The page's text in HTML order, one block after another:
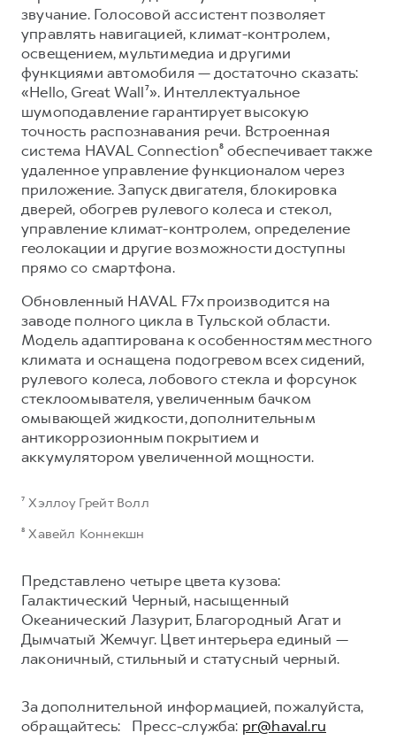
звучание. Голосовой ассистент позволяет
управлять навигацией, климат-контролем,
освещением, мультимедиа и другими
функциями автомобиля — достаточно сказать:
«Hello, Great Wall⁷». Интеллектуальное
шумоподавление гарантирует высокую
точность распознавания речи. Встроенная
система HAVAL Connection⁸ обеспечивает также
удаленное управление функционалом через
приложение. Запуск двигателя, блокировка
дверей, обогрев рулевого колеса и стекол,
управление климат-контролем, определение
геолокации и другие возможности доступны
прямо со смартфона.
Обновленный HAVAL F7x производится на
заводе полного цикла в Тульской области.
Модель адаптирована к особенностям местного
климата и оснащена подогревом всех сидений,
рулевого колеса, лобового стекла и форсунок
стеклоомывателя, увеличенным бачком
омывающей жидкости, дополнительным
антикоррозионным покрытием и
аккумулятором увеличенной мощности.
⁷ Хэллоу Грейт Волл
⁸ Хавейл Коннекшн
Представлено четыре цвета кузова:
Галактический Черный, насыщенный
Океанический Лазурит, Благородный Агат и
Дымчатый Жемчуг. Цвет интерьера единый —
лаконичный, стильный и статусный черный.
За дополнительной информацией, пожалуйста,
обращайтесь: Пресс-служба: pr@haval.ru